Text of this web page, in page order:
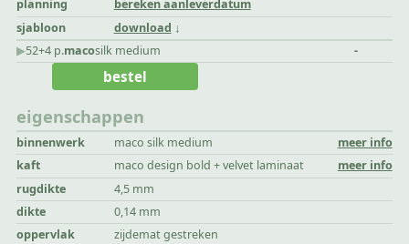
planning
bereken aanleverdatum
sjabloon
download
▶︎52+4 p.macosilk medium -
eigenschappen
binnenwerk maco silk medium
meer info
kaft
maco design bold + velvet laminaat
meer info
rugdikte
4,5 mm
dikte
0,14 mm
oppervlak
zijdemat gestreken
bestel